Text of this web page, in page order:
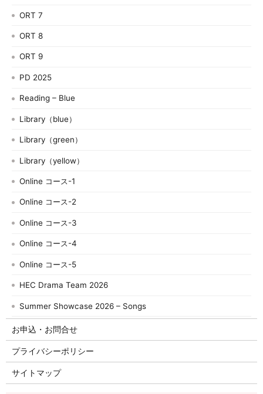
ORT 7
ORT 8
ORT 9
PD 2025
Reading – Blue
Library（blue）
Library（green）
Library（yellow）
Online コース-1
Online コース-2
Online コース-3
Online コース-4
Online コース-5
HEC Drama Team 2026
Summer Showcase 2026 – Songs
お申込・お問合せ
プライバシーポリシー
サイトマップ